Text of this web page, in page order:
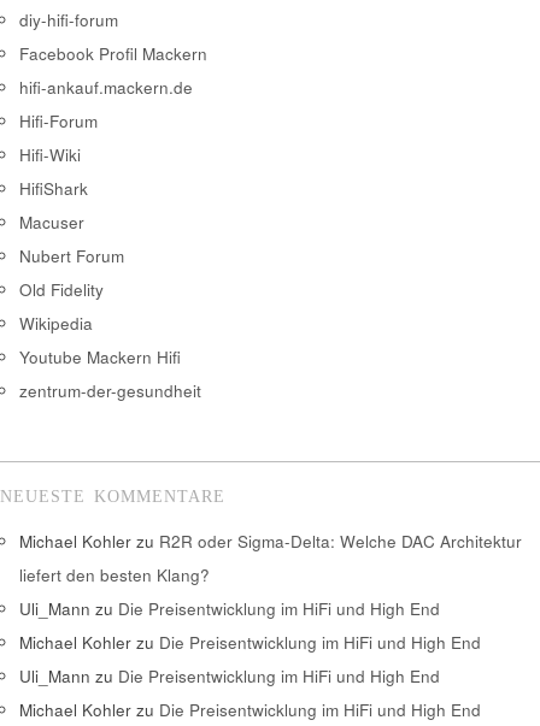
diy-hifi-forum
Facebook Profil Mackern
hifi-ankauf.mackern.de
Hifi-Forum
Hifi-Wiki
HifiShark
Macuser
Nubert Forum
Old Fidelity
Wikipedia
Youtube Mackern Hifi
zentrum-der-gesundheit
NEUESTE KOMMENTARE
Michael Kohler zu R2R oder Sigma-Delta: Welche DAC Architektur
liefert den besten Klang?
Uli_Mann zu Die Preisentwicklung im HiFi und High End
Michael Kohler zu Die Preisentwicklung im HiFi und High End
Uli_Mann zu Die Preisentwicklung im HiFi und High End
Michael Kohler zu Die Preisentwicklung im HiFi und High End